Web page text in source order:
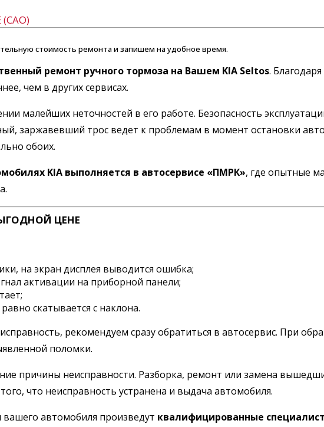
стоимость ремонта и запишем на удобное время.
ремонт ручного тормоза на Вашем KIA Seltos.
чем в других сервисах.
малейших неточностей в его работе. Безопасность
заржавевший трос ведет к проблемам в момент остановки
обоих.
KIA выполняется в автосервисе «ПМРК», где опытные
ЦЕНЕ
на экран дисплея выводится ошибка;
активации на приборной панели;
скатывается с наклона.
рекомендуем сразу обратиться в автосервис. При
поломки.
причины неисправности. Разборка, ремонт или замена
что неисправность устранена и выдача автомобиля.
автомобиля произведут квалифицированные